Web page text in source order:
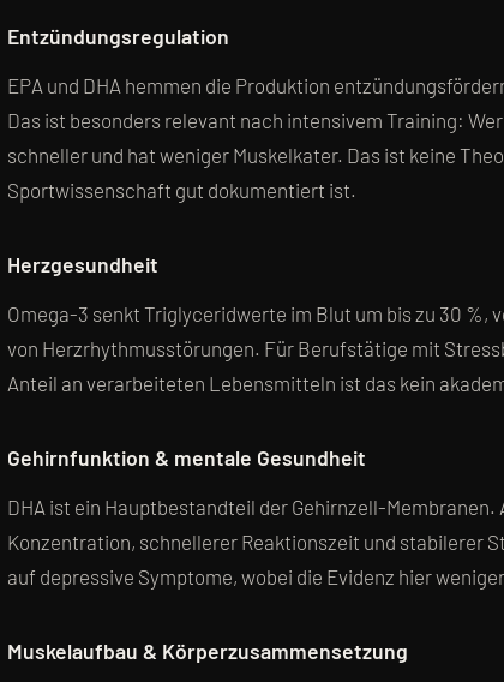
Entzündungsregulation
EPA und DHA hemmen die Produktion
Das ist besonders relevant nach intensivem Training:
schneller und hat weniger Muskelkater. Das ist keine
Sportwissenschaft gut dokumentiert ist.
Herzgesundheit
Omega-3 senkt Triglyceridwerte im Blut um bis zu 30 %,
von Herzrhythmusstörungen. Für Berufstätige mit
Anteil an verarbeiteten Lebensmitteln ist das kein
Gehirnfunktion & mentale Gesundheit
DHA ist ein Hauptbestandteil der Gehirnzell-
Konzentration, schnellerer Reaktionszeit und stabilerer
auf depressive Symptome, wobei die Evidenz hier
Muskelaufbau & Körperzusammensetzung